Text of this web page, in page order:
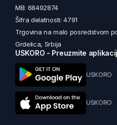
MB: 68492874
Šifra delatnosti: 4791
Trgovina na malo posredstvom
Grdelica, Srbija
USKORO - Preuzmite
USKORO
USKORO